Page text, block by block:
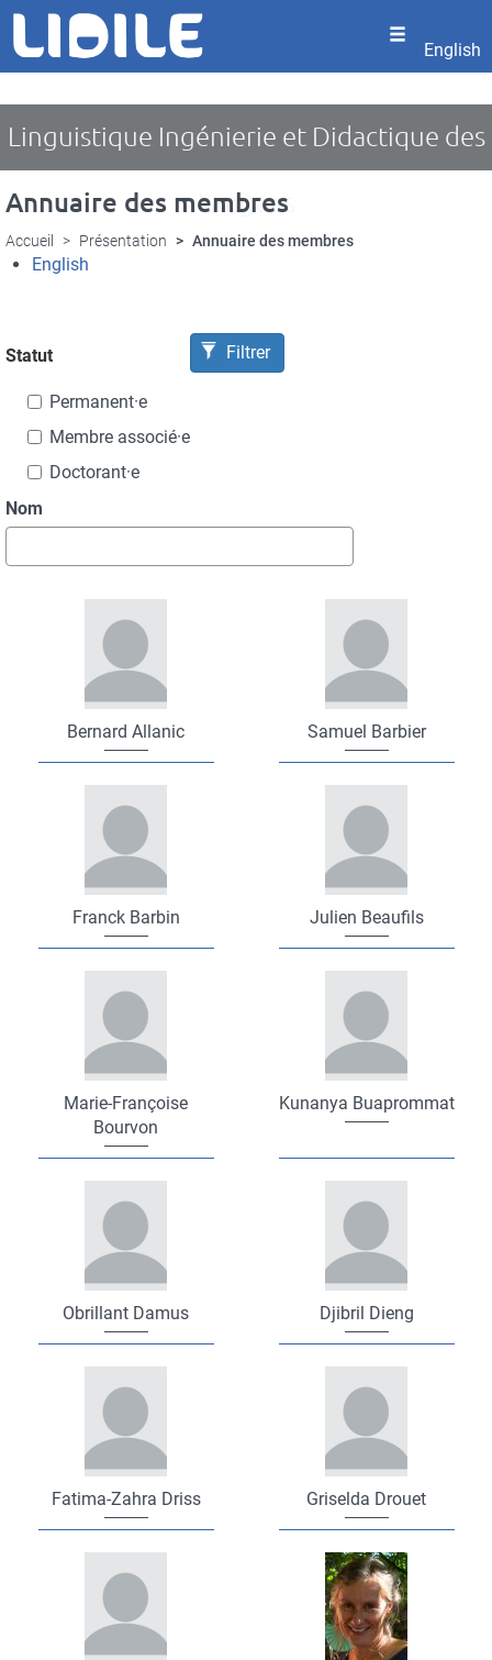
Panneau de gestion des cookies
Aller
contenu
English
Linguistique Ingénierie et Didactique des
Langues
Annuaire des membres
Accueil Présentation Annuaire des membres
English
Statut
Permanent·e
Membre associé·e
Doctorant·e
Nom
Filtrer
Bernard Allanic Samuel Barbier
Franck Barbin Julien Beaufils
Marie-Françoise
Bourvon
Kunanya Buaprommat
Obrillant Damus Djibril Dieng
Fatima-Zahra Driss Griselda Drouet